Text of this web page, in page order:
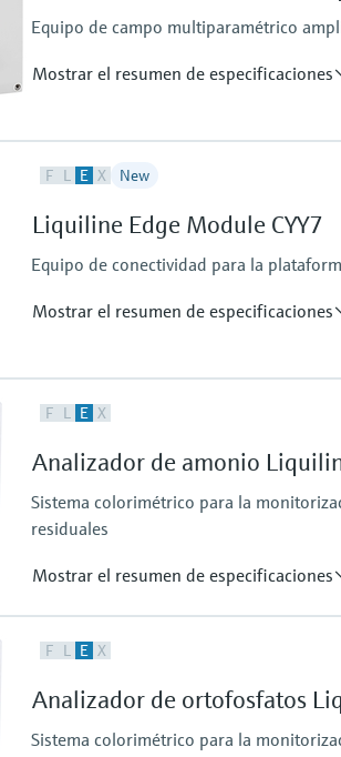
Equipo de campo multiparamétrico
Mostrar el resumen de especificaciones
Entrada
Salida / comunicación
2 a 4 salidas de corriente de 0/4 a 20 mA
Relé de alarma, 2 relés
F L E X New
Liquiline Edge Module CYY7
Equipo de conectividad para la
Mostrar el resumen de especificaciones
Salida / comunicación
Ethernet; radio communication
F L E X
Analizador de amonio
Sistema colorimétrico para la
residuales
Mostrar el resumen de especificaciones
Rango de medición
0,5 a 50 mg/l NH4-N
1 a 100 mg/l NH4-N
0,5 a 50 mg/l con función de disolución hasta
F L E X
Analizador de ortofosfatos
Sistema colorimétrico para la